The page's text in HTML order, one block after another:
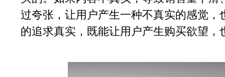
过夸张，让用户产生一种不真实的感觉
的追求真实，既能让用户产生购买欲望